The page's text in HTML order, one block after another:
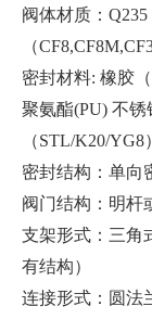
阀体材质：
（
密封材料: 橡胶
聚氨酯(PU) 不锈
（STL/K20/
密封结构：单向
阀门结构：明杆
支架形式：三角
有结构）
连接形式：圆法